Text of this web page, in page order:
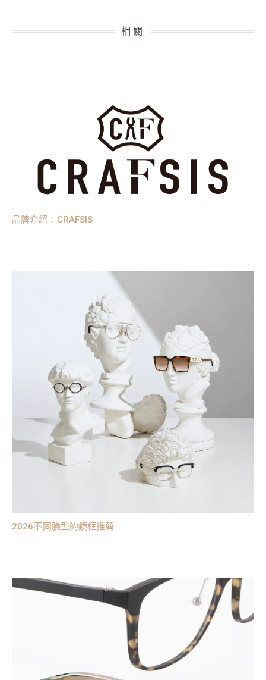
相關
品牌介紹：CRAFSIS
2026不同臉型的鏡框推薦